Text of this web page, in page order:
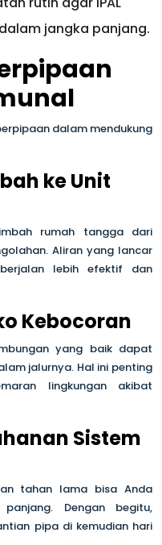
jangka panjang.
dalam mendukung
ke Unit
rumah tangga dari
Aliran yang lancar
lebih efektif dan
Kebocoran
yang baik dapat
jalurnya. Hal ini penting
lingkungan akibat
Sistem
tahan lama bisa Anda
Dengan begitu,
pipa di kemudian hari